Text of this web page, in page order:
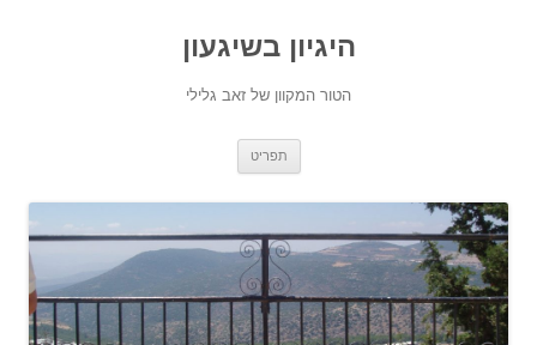
היגיון בשיגעון
הטור המקוון של זאב גלילי
תפריט